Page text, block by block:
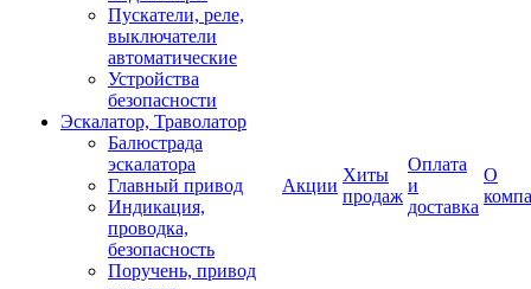
Пускатели, реле,
выключатели
автоматические
Устройства
безопасности
Эскалатор, Траволатор
Балюстрада
эскалатора
Главный привод
Индикация,
проводка,
безопасность
Поручень, привод
Акции
Хиты
продаж
Оплата
и
доставка
О